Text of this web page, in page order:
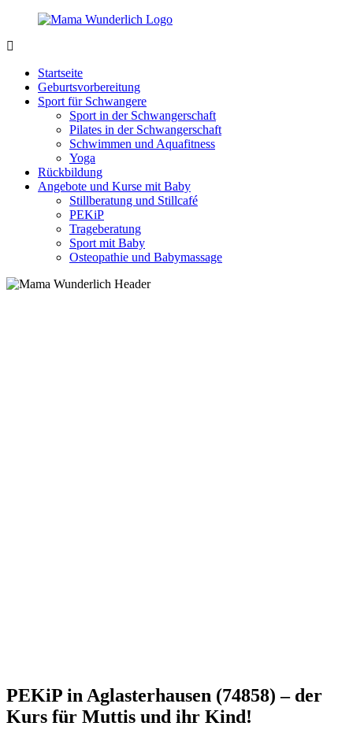
Zurück
Inhalt
sein
wunderbar!
Startseite
Geburtsvorbereitung
Sport für Schwangere
Sport in der Schwangerschaft
Pilates in der Schwangerschaft
Schwimmen und Aquafitness
Yoga
Rückbildung
Angebote und Kurse mit Baby
Stillberatung und Stillcafé
PEKiP
Trageberatung
Sport mit Baby
Osteopathie und Babymassage
PEKiP in Aglasterhausen (74858) – der
Kurs für Muttis und ihr Kind!